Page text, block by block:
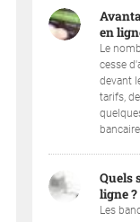
en
Le
cesse
devant
tarifs,
Quels
ligne ?
Les